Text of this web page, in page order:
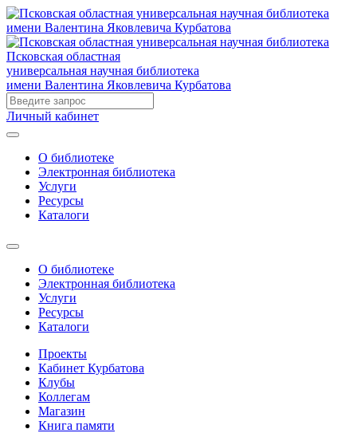
Псковская областная
универсальная научная библиотека
имени Валентина Яковлевича Курбатова
Личный кабинет
О библиотеке
Электронная библиотека
Услуги
Ресурсы
Каталоги
О библиотеке
Электронная библиотека
Услуги
Ресурсы
Каталоги
Проекты
Кабинет Курбатова
Клубы
Коллегам
Магазин
Книга памяти